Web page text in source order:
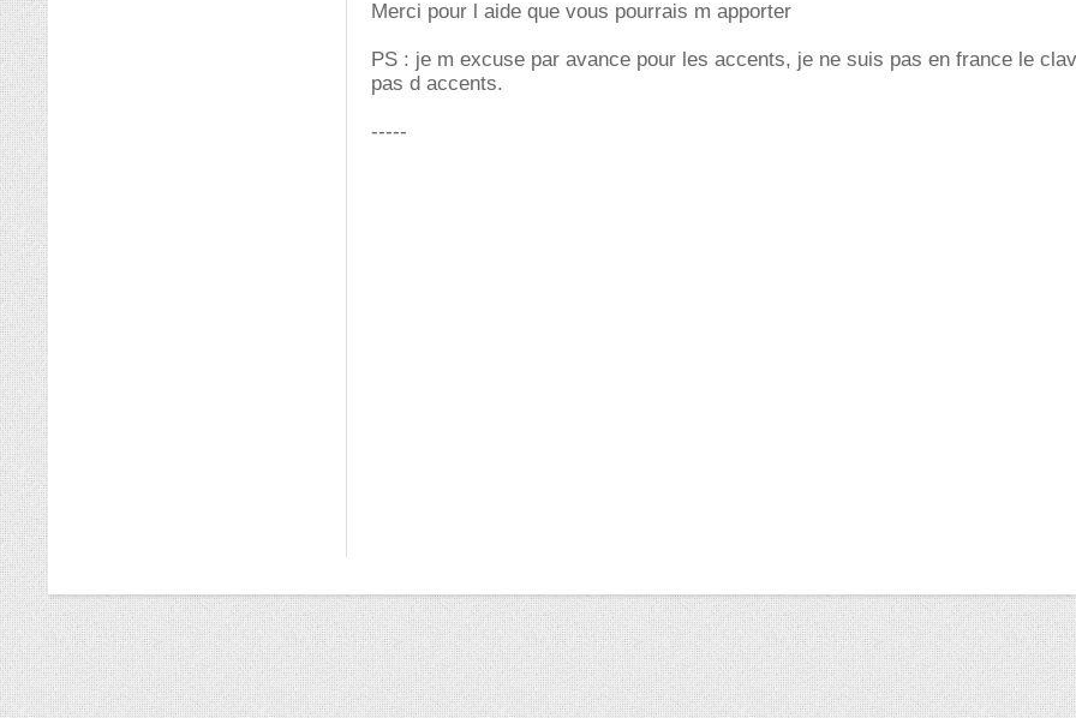
Merci pour l aide que vous pourrais m apporter
PS : je m excuse par avance pour les accents, je ne suis pas en france le
pas d accents.
-----